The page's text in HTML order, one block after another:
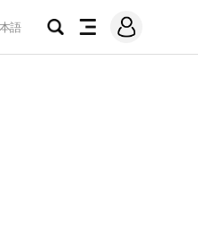
語
검
전
메
그